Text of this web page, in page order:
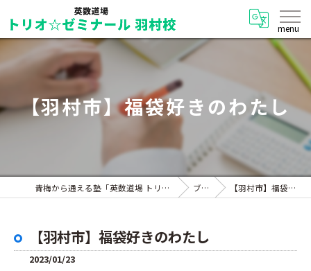
【羽村市】福袋好きのわたし
青梅から通える塾「英数道場 トリオ☆ゼミナール 羽村校」 ブログ 【羽村市】福袋好きのわたし
【羽村市】福袋好きのわたし
2023/01/23